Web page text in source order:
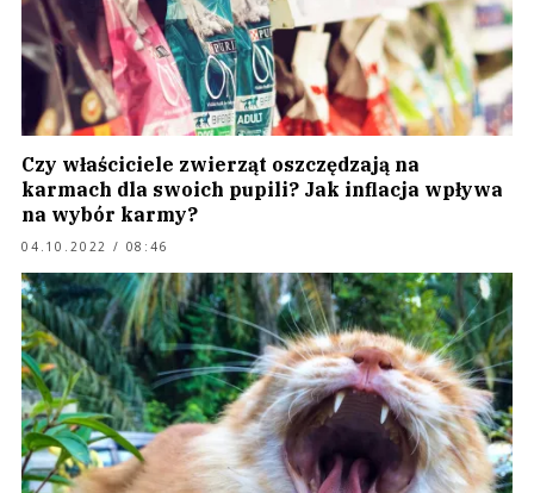
Czy właściciele zwierząt oszczędzają na
karmach dla swoich pupili? Jak inflacja wpływa
na wybór karmy?
04.10.2022 / 08:46